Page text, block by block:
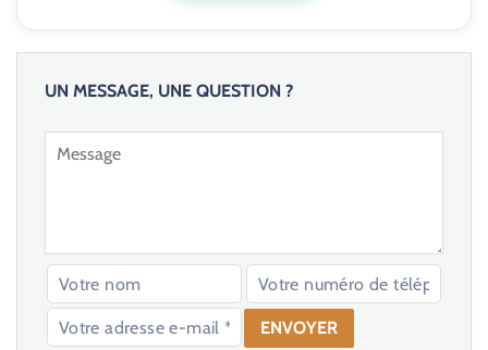
UN MESSAGE, UNE QUESTION ?